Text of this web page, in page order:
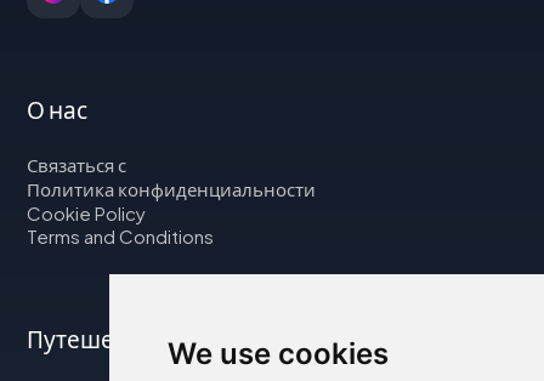
We use cookies
О нас
Связаться с
Политика конфиденциальности
Cookie Policy
Terms and Conditions
Путешествуйте с нами